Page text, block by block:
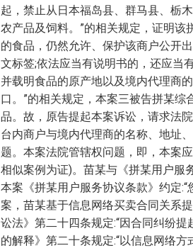
起，禁止从日本福岛县、群马县、栃
农产品及饲料。”的相关规定，证明
的食品，仍然允许、保护该商户公开
文标签;依法应当有说明书的，还应当
并载明食品的原产地以及境内代理商
口。”的相关规定，本案三被告拼某综
品。故，原告提起本案诉讼，请求法
台内商户与境内代理商的名称、地址
题。本案法院管辖权问题，即，本案
相似案例为证)。苗某与《拼某用户服
本案《拼某用户服务协议条款》约定
案，苗某基于信息网络买卖合同关系
讼法》第二十四条规定:“因合同纠纷
的解释》第二十条规定:“以信息网络